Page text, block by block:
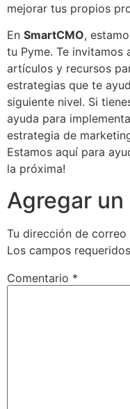
mejorar tus propios
En SmartCMO,
tu Pyme. Te invitamos
artículos y recursos
estrategias que te
siguiente nivel. Si
ayuda para
estrategia de
Estamos aquí para
la próxima!
Agregar
Tu dirección de
Los campos
Comentario *